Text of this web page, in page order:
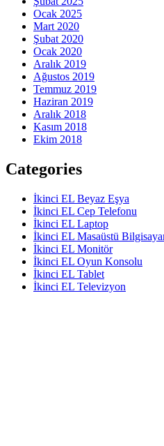
Ocak 2025
Mart 2020
Şubat 2020
Ocak 2020
Aralık 2019
Ağustos 2019
Temmuz 2019
Haziran 2019
Aralık 2018
Kasım 2018
Ekim 2018
Categories
İkinci EL Beyaz Eşya
İkinci EL Cep Telefonu
İkinci EL Laptop
İkinci EL Masaüstü
İkinci EL Monitör
İkinci EL Oyun Konsolu
İkinci EL Tablet
İkinci EL Televizyon